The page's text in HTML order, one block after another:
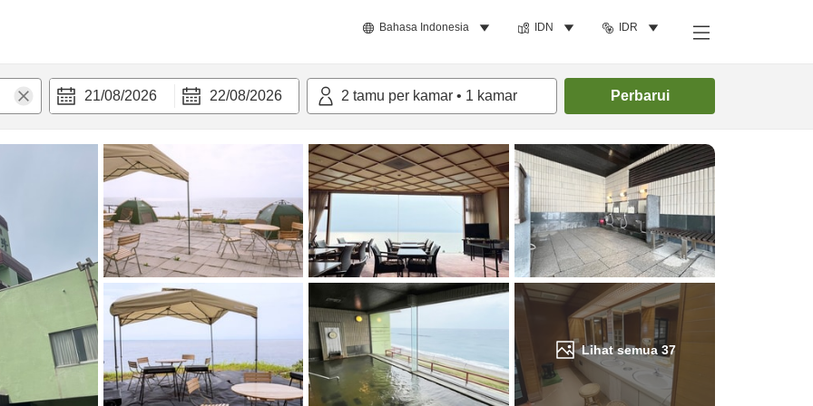
Bahasa Indonesia IDN IDR
21/08/2026 22/08/2026 2 tamu per kamar • 1 kamar Perbarui
Lihat semua 37
Cari kamar